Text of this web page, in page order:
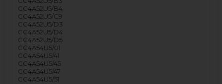
CG4A52U5/B4
CG4A52U5/C9
CG4A52U5/D3
CG4A52U5/D4
CG4A52U5/D5
CG4A54U5/01
CG4A54U5/41
CG4A54U5/45
CG4A54U5/47
CG4A54U5/51